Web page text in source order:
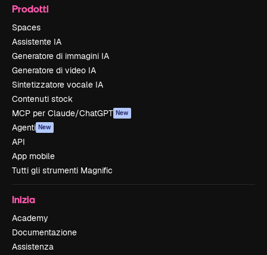
Prodotti
Spaces
Assistente IA
Generatore di immagini IA
Generatore di video IA
Sintetizzatore vocale IA
Contenuti stock
MCP per Claude/ChatGPT New
Agenti New
API
App mobile
Tutti gli strumenti Magnific
Inizia
Academy
Documentazione
Assistenza